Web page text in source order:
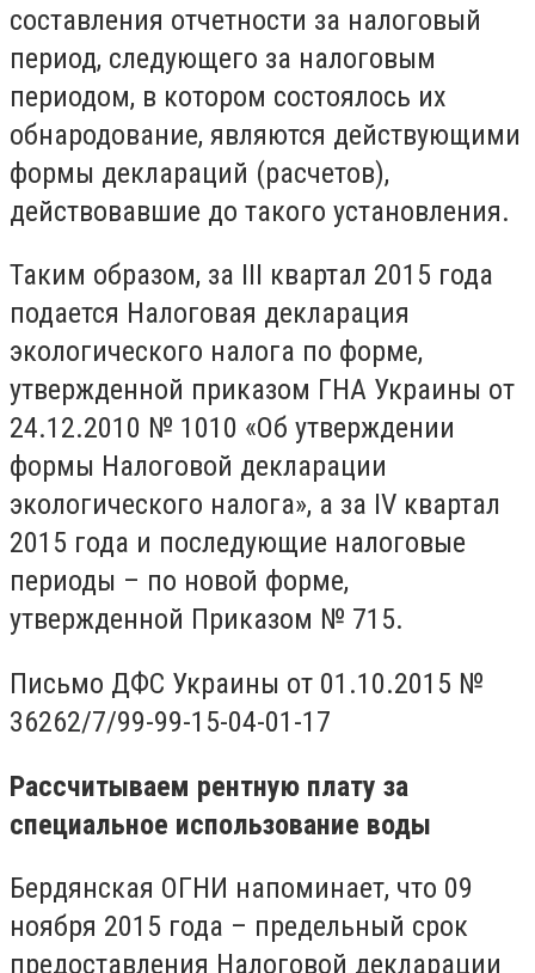
составления отчетности за налоговый
период, следующего за налоговым
периодом, в котором состоялось их
обнародование, являются действующими
формы деклараций (расчетов),
действовавшие до такого установления.
Таким образом, за III квартал 2015 года
подается Налоговая декларация
экологического налога по форме,
утвержденной приказом ГНА Украины от
24.12.2010 № 1010 «Об утверждении
формы Налоговой декларации
экологического налога», а за IV квартал
2015 года и последующие налоговые
периоды – по новой форме,
утвержденной Приказом № 715.
Письмо ДФС Украины от 01.10.2015 №
36262/7/99-99-15-04-01-17
Рассчитываем рентную плату за
специальное использование воды
Бердянская ОГНИ напоминает, что 09
ноября 2015 года – предельный срок
предоставления Налоговой декларации